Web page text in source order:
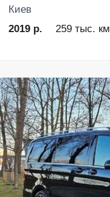
Киев
2019 р.
259 тыс. км